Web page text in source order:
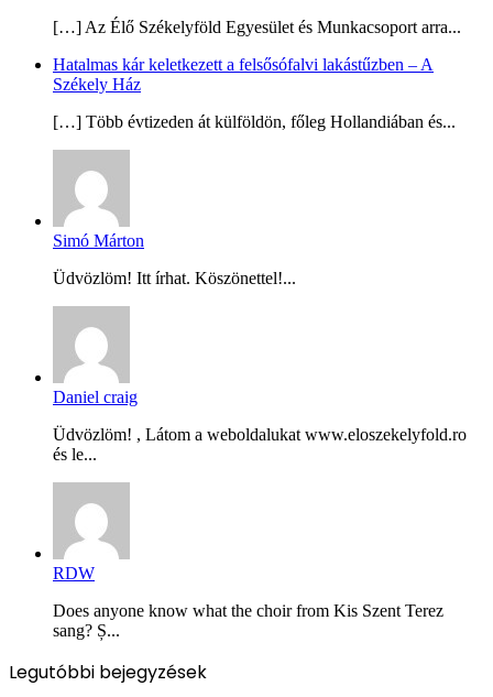
[…] Az Élő Székelyföld Egyesület és Munkacsoport arra...
Hatalmas kár keletkezett a felsősófalvi lakástűzben – A
Székely Ház
[…] Több évtizeden át külföldön, főleg Hollandiában és...
Simó Márton
Üdvözlöm! Itt írhat. Köszönettel!...
Daniel craig
Üdvözlöm! , Látom a weboldalukat www.eloszekelyfold.ro
és le...
RDW
Does anyone know what the choir from Kis Szent Terez
sang? Ș...
Legutóbbi bejegyzések